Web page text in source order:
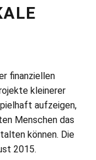
finanziellen
kleinerer
aufzeigen,
Menschen das
können. Die
2015.